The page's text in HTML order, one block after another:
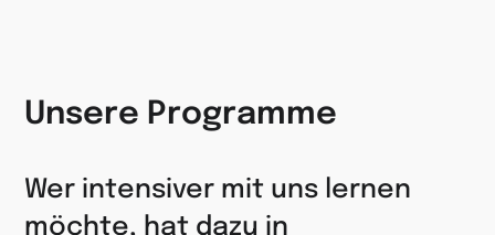
Unsere Programme
Wer intensiver mit uns lernen
möchte, hat dazu in